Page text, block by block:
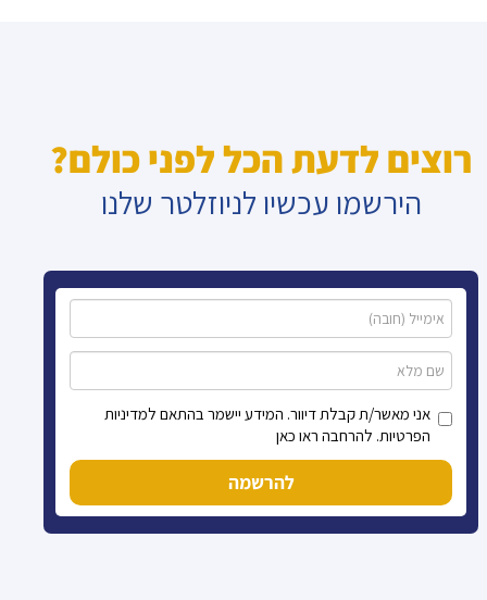
רוצים לדעת הכל לפני כולם?
הירשמו עכשיו לניוזלטר שלנו
אני מאשר/ת קבלת דיוור. המידע יישמר בהתאם למדיניות
הפרטיות. להרחבה ראו כאן
להרשמה